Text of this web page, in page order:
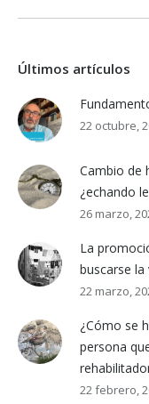
Últimos artículos
22 octubre,
Cambio de
¿echando
26 marzo,
La
buscarse la
22 marzo,
¿Cómo se
persona
22 febrero,